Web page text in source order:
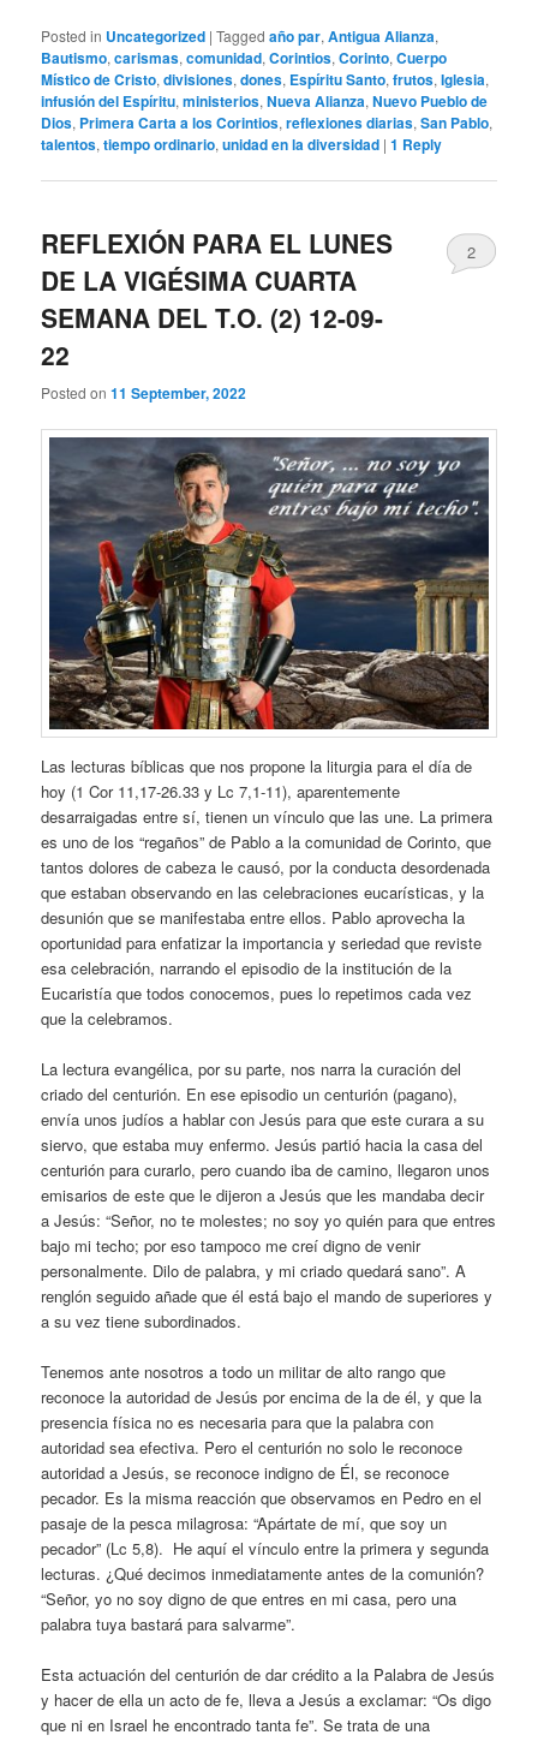
Posted in Uncategorized |Tagged año par,Antigua Alianza,
Bautismo,carismas,comunidad,Corintios,Corinto,Cuerpo
Místico de Cristo,divisiones,dones, Espíritu Santo,frutos,Iglesia,
infusión del Espíritu,ministerios,Nueva Alianza,Nuevo Pueblo de
Dios, Primera Carta a los Corintios,reflexiones diarias,San Pablo,
talentos,tiempo ordinario,unidad en la diversidad |1 Reply
REFLEXIÓN PARA EL LUNES
DE LA VIGÉSIMA CUARTA
SEMANA DEL T.O. (2) 12-09-
22
Posted on11 September, 2022
2
Las lecturas bíblicas que nos propone la liturgia para el día de
hoy (1 Cor 11,17-26.33 y Lc 7,1-11), aparentemente
desarraigadas entre sí, tienen un vínculo que las une. La primera
es uno de los “regaños” de Pablo a la comunidad de Corinto, que
tantos dolores de cabeza le causó, por la conducta desordenada
que estaban observando en las celebraciones eucarísticas, y la
desunión que se manifestaba entre ellos. Pablo aprovecha la
oportunidad para enfatizar la importancia y seriedad que reviste
esa celebración, narrando el episodio de la institución de la
Eucaristía que todos conocemos, pues lo repetimos cada vez
que la celebramos.
La lectura evangélica, por su parte, nos narra la curación del
criado del centurión. En ese episodio un centurión (pagano),
envía unos judíos a hablar con Jesús para que este curara a su
siervo, que estaba muy enfermo. Jesús partió hacia la casa del
centurión para curarlo, pero cuando iba de camino, llegaron unos
emisarios de este que le dijeron a Jesús que les mandaba decir
a Jesús: “Señor, no te molestes; no soy yo quién para que entres
bajo mi techo; por eso tampoco me creí digno de venir
personalmente. Dilo de palabra, y mi criado quedará sano”. A
renglón seguido añade que él está bajo el mando de superiores y
a su vez tiene subordinados.
Tenemos ante nosotros a todo un militar de alto rango que
reconoce la autoridad de Jesús por encima de la de él, y que la
presencia física no es necesaria para que la palabra con
autoridad sea efectiva. Pero el centurión no solo le reconoce
autoridad a Jesús, se reconoce indigno de Él, se reconoce
pecador. Es la misma reacción que observamos en Pedro en el
pasaje de la pesca milagrosa: “Apártate de mí, que soy un
pecador” (Lc 5,8). He aquí el vínculo entre la primera y segunda
lecturas. ¿Qué decimos inmediatamente antes de la comunión?
“Señor, yo no soy digno de que entres en mi casa, pero una
palabra tuya bastará para salvarme”.
Esta actuación del centurión de dar crédito a la Palabra de Jesús
y hacer de ella un acto de fe, lleva a Jesús a exclamar: “Os digo
que ni en Israel he encontrado tanta fe”. Se trata de una